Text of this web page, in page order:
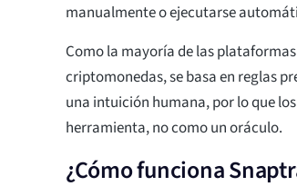
manualmente o ejecutarse
Como la mayoría de las
criptomonedas, se basa en reglas
una intuición humana, por lo que
herramienta, no como un oráculo.
¿Cómo funciona